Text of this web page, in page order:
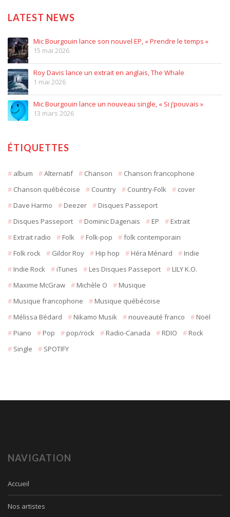
LATEST NEWS
Mic Bourgouin lance son nouvel EP, « Prendre le temps »
15 mai 2026
Roy Davis lance un extrait en anglais, The Whale
1 mai 2026
Mic Bourgouin lance un nouveau single, « Si j’pouvais »
13 mars 2026
ÉTIQUETTES
album Alternatif Chanson
Chanson francophone
Chanson québécoise
Country Country-Folk
cover
Dave Harmo
Deezer
Disques Passeport
Disques Passeport
Dominic Dagenais EP
Extrait
Extrait radio
Folk Folk-pop
folk contemporain
Folk rock
Gildor Roy Hip hop Héra Ménard
Indie
Indie Rock
iTunes Les Disques Passeport
LILY K.O.
Maxime McGraw
Michèle O
Musique
Musique francophone
Musique québécoise
Mélissa Bédard
Nikamo Musik nouveauté franco
Noël
Piano
Pop pop/rock Radio-Canada RDIO
Rock
Single
SPOTIFY
NAVIGATION
Accueil
Nos artistes